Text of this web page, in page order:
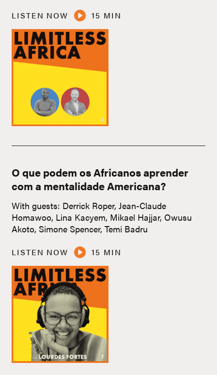
LISTEN NOW 15 MIN
O que podem os Africanos aprender
com a mentalidade Americana?
With guests: Derrick Roper, Jean-Claude
Homawoo, Lina Kacyem, Mikael Hajjar, Owusu
Akoto, Simone Spencer, Temi Badru
LISTEN NOW 15 MIN